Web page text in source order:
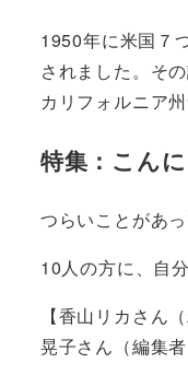
1950年に米国７
されました。そ
カリフォルニア
特集：こん
つらいことがあ
10人の方に、自
【香山リカさん
晃子さん（編集